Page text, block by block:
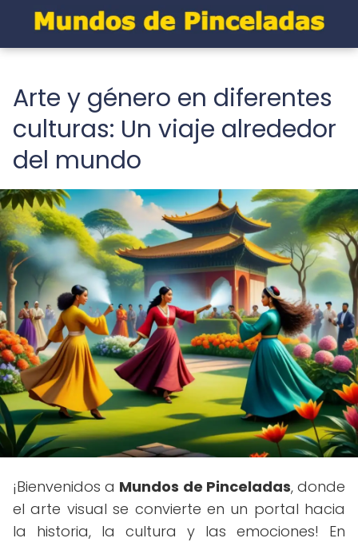
Arte y género en diferentes
culturas: Un viaje alrededor
del mundo
¡Bienvenidos a Mundos de Pinceladas, donde
el arte visual se convierte en un portal hacia
la historia, la cultura y las emociones! En